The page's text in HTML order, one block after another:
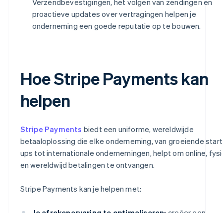
proactieve updates over vertragingen helpen je
onderneming een goede reputatie op te bouwen.
Hoe Stripe Payments kan
helpen
Stripe Payments biedt een uniforme, wereldwijde
betaaloplossing die elke onderneming, van groeiende
ups tot internationale ondernemingen, helpt om online,
en wereldwijd betalingen te ontvangen.
Stripe Payments kan je helpen met: